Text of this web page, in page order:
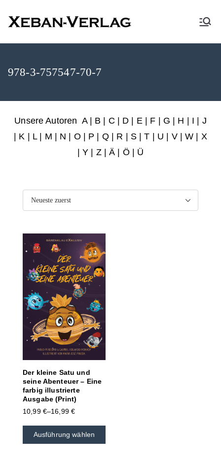
XEBAN-Verlag
978-3-757547-70-7
Unsere Autoren A| B C D E| F G H I
J
K L| M N O P Q| R S |T U V|W
X
Y Z|Ä | Ö | Ü
Der kleine Satu und
seine Abenteuer – Eine
farbig illustrierte
Ausgabe (Print)
10,99 €–16,99 €
Ausführung wählen